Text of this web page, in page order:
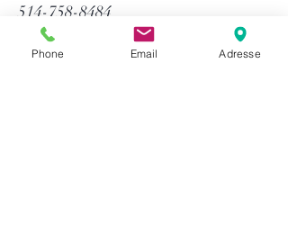
514-758-8484
1-866-758-8484
info@gtequip.com
Phone Email Adresse